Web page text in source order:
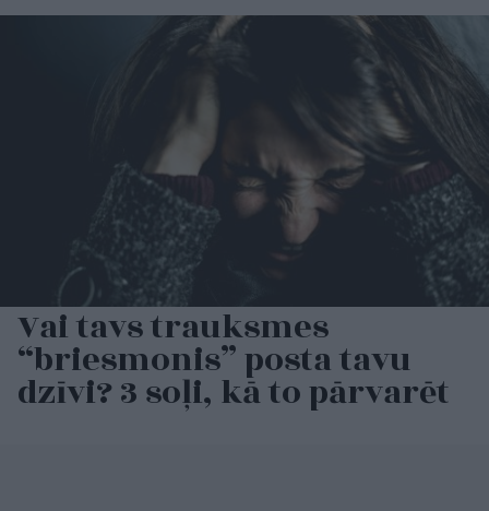
Vai tavs trauksmes
“briesmonis” posta tavu
dzīvi? 3 soļi, kā to pārvarēt